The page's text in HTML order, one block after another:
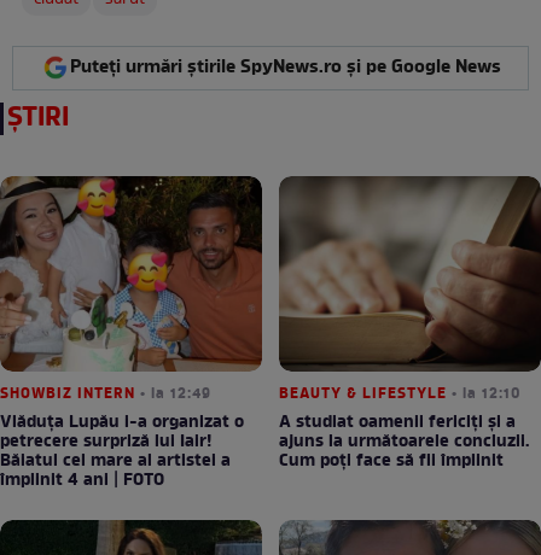
Puteți urmări știrile SpyNews.ro și pe Google News
ȘTIRI
SHOWBIZ INTERN • la 12:49
Vlăduța Lupău i-a organizat o
petrecere surpriză lui Iair!
Băiatul cel mare al artistei a
împlinit 4 ani | FOTO
BEAUTY & LIFESTYLE • la 12:10
A studiat oamenii fericiți și a
ajuns la următoarele concluzii.
Cum poți face să fii împlinit